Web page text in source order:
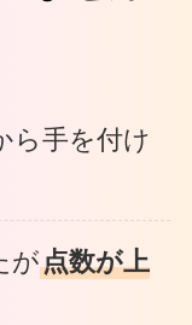
ら手を付け
が点数が上